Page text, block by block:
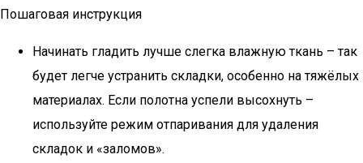
Пошаговая инструкция
Начинать гладить лучше слегка влажную ткань – так
будет легче устранить складки, особенно на тяжёлых
материалах. Если полотна успели высохнуть –
используйте режим отпаривания для удаления
складок и «заломов».